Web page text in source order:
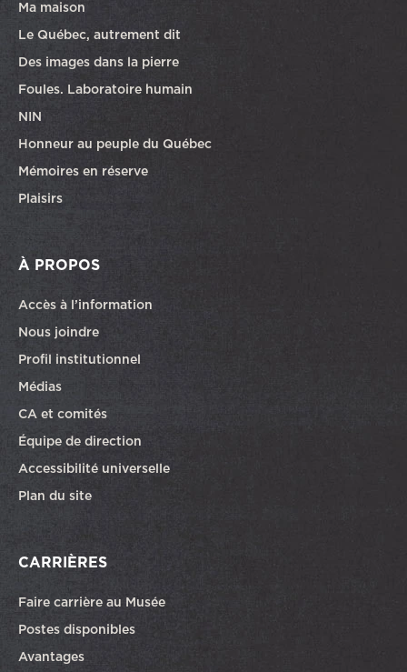
Ma maison
Le Québec, autrement dit
Des images dans la pierre
Foules. Laboratoire humain
NIN
Honneur au peuple du Québec
Mémoires en réserve
Plaisirs
À PROPOS
Accès à l’information
Nous joindre
Profil institutionnel
Médias
CA et comités
Équipe de direction
Accessibilité universelle
Plan du site
CARRIÈRES
Faire carrière au Musée
Postes disponiblesCe lien ouvrira dans une autre fenêtre
Avantages